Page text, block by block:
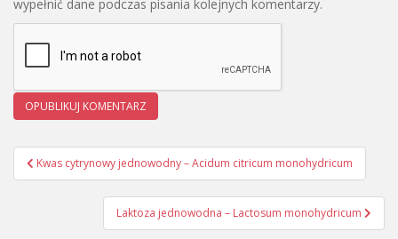
wypełnić dane podczas pisania kolejnych komentarzy.
Nawigacja wpisu
Kwas cytrynowy jednowodny – Acidum citricum monohydricum
Laktoza jednowodna – Lactosum monohydricum